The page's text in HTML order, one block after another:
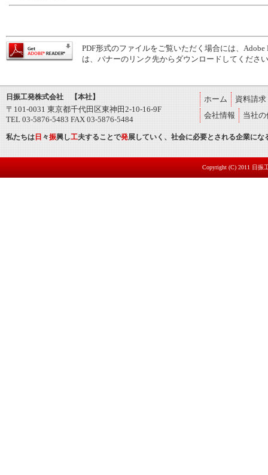
PDF形式のファイルをご覧いただく場合には、
は、バナーのリンク先からダウンロードしてくださ
日振工発株式会社 【本社】
〒101-0031 東京都千代田区東神田2-10-16-9F
TEL 03-5876-5483 FAX 03-5876-5484
ホーム
資料請求
会社情報
当社
私たちは 日 々振興し工夫することで発展していく、社会に必要とされる企業にな
Copyright (C) 2011 日振